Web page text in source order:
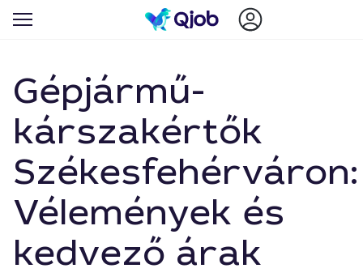
Gépjármű-
kárszakértők
Székesfehérváron:
Vélemények és
kedvező árak